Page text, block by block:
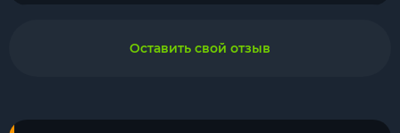
Оставить свой отзыв